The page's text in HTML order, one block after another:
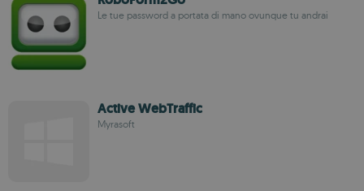
Le tue password a portata di mano ovunque tu andrai
Active WebTraffic
Myrasoft